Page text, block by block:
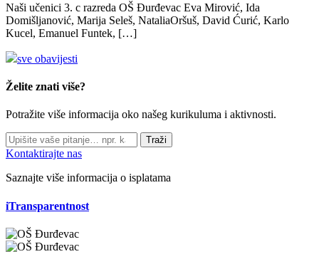
Naši učenici 3. c razreda OŠ Đurđevac Eva Mirović, Ida
Domišljanović, Marija Seleš, NataliaOršuš, David Ćurić, Karlo
Kucel, Emanuel Funtek, […]
sve obavijesti
Želite znati više?
Potražite više informacija oko našeg kurikuluma i aktivnosti.
Traži
Kontaktirajte nas
Saznajte više informacija o isplatama
iTransparentnost